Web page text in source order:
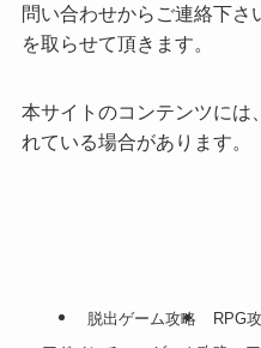
問い合わせからご連絡下さ
を取らせて頂きます。
本サイトのコンテンツには
れている場合があります。
脱出ゲーム攻略 RPG